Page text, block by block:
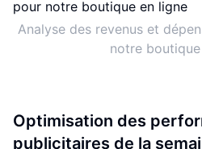
Analyse des revenus et
notre
Optimisation des
publicitaires de la